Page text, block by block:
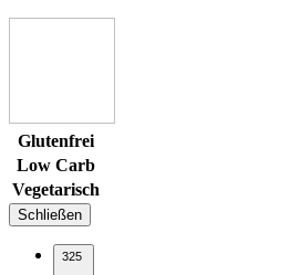
Glutenfrei
Low Carb
Vegetarisch
Schließen
325